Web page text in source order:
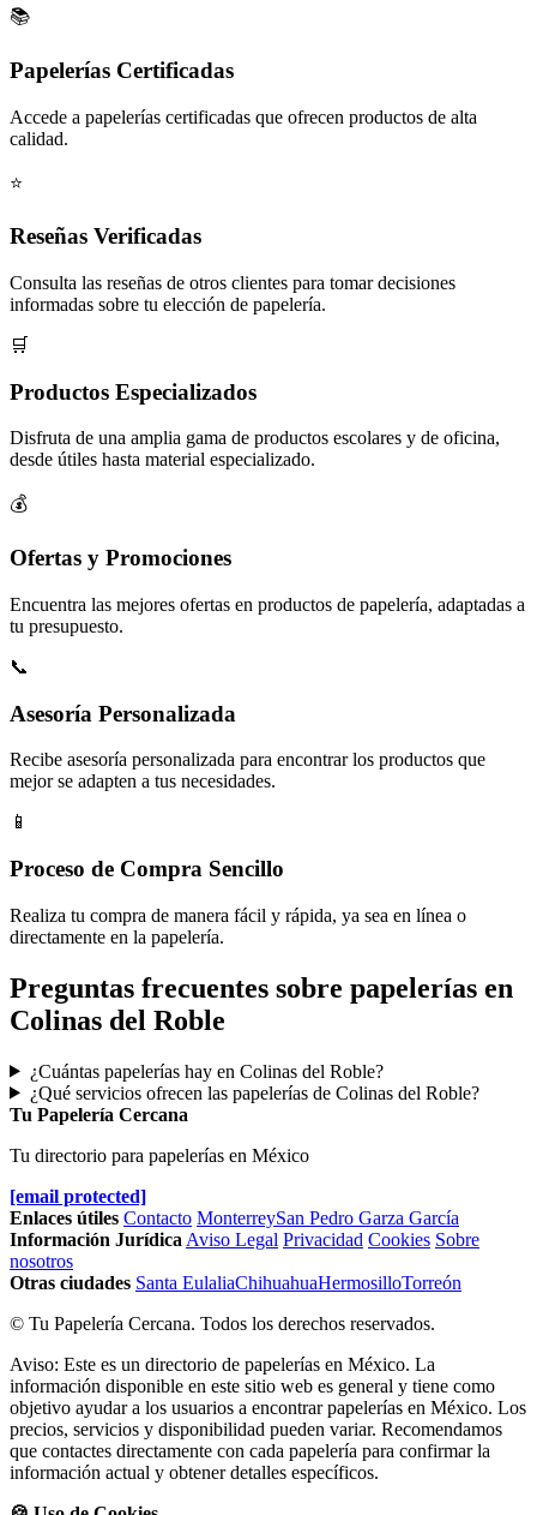
📚
Papelerías Certificadas
Accede a papelerías certificadas que ofrecen productos de alta
calidad.
⭐
Reseñas Verificadas
Consulta las reseñas de otros clientes para tomar decisiones
informadas sobre tu elección de papelería.
🛒
Productos Especializados
Disfruta de una amplia gama de productos escolares y de oficina,
desde útiles hasta material especializado.
💰
Ofertas y Promociones
Encuentra las mejores ofertas en productos de papelería, adaptadas a
tu presupuesto.
📞
Asesoría Personalizada
Recibe asesoría personalizada para encontrar los productos que
mejor se adapten a tus necesidades.
📱
Proceso de Compra Sencillo
Realiza tu compra de manera fácil y rápida, ya sea en línea o
directamente en la papelería.
Preguntas frecuentes sobre papelerías en
Colinas del Roble
¿Cuántas papelerías hay en Colinas del Roble?
¿Qué servicios ofrecen las papelerías de Colinas del Roble?
Tu Papelería Cercana
Tu directorio para papelerías en México
[email protected]
Enlaces útiles Contacto MonterreySan Pedro Garza García
Información Jurídica Aviso Legal Privacidad Cookies Sobre
nosotros
Otras ciudades Santa EulaliaChihuahuaHermosilloTorreón
© Tu Papelería Cercana. Todos los derechos reservados.
Aviso: Este es un directorio de papelerías en México. La
información disponible en este sitio web es general y tiene como
objetivo ayudar a los usuarios a encontrar papelerías en México. Los
precios, servicios y disponibilidad pueden variar. Recomendamos
que contactes directamente con cada papelería para confirmar la
información actual y obtener detalles específicos.